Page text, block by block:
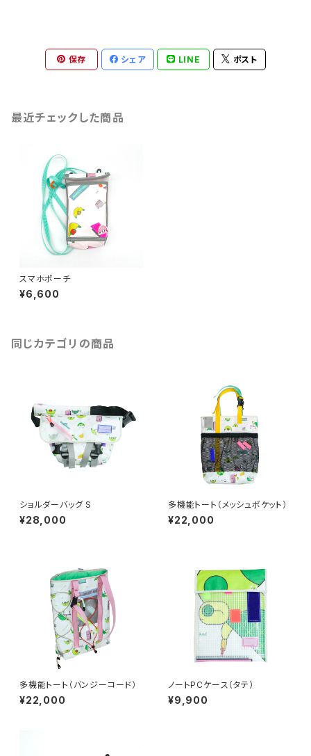
保存 シェア LINE ポスト
最近チェックした商品
スマホポーチ
¥6,600
同じカテゴリの商品
ショルダーバッグ S
¥28,000
多機能トート（メッシュポケット）
¥22,000
多機能トート（バンジーコード）
¥22,000
ノートPCケース（タテ）
¥9,900